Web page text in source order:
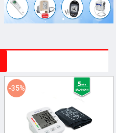
-35%